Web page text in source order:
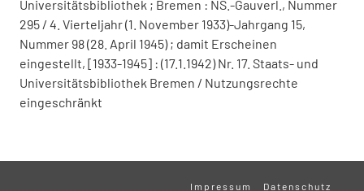
Universitätsbibliothek ; Bremen : NS.-Gauverl., Nummer
295 / 4. Vierteljahr (1. November 1933)-Jahrgang 15,
Nummer 98 (28. April 1945) ; damit Erscheinen
eingestellt, [1933-1945] : (17.1.1942) Nr. 17. Staats- und
Universitätsbibliothek Bremen / Nutzungsrechte
eingeschränkt
Impressum Datenschutz